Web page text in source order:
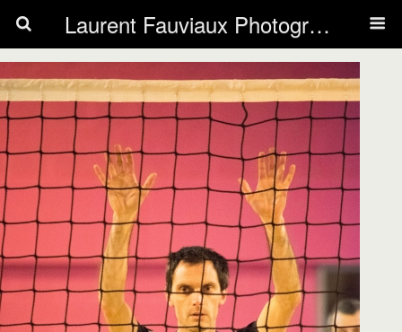
Laurent Fauviaux Photography